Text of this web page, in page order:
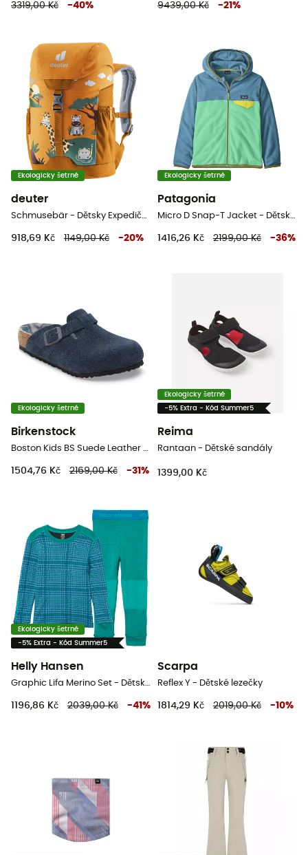
3319,00 Kč
-40%
9439,00 Kč
-21 %
Ekologicky šetrné
deuter
Schmusebär - Dětsky Expediční batoh
918,69 Kč 1149,00 Kč -20%
Ekologicky šetrné
Patagonia
Micro D Snap-T Jacket - Dětská fleesová mikina
1416,26 Kč 2199,00 Kč -36%
Ekologicky šetrné
Birkenstock
Boston Kids BS Suede Leather - Dětské sandály
1504,76 Kč 2169,00 Kč -31 %
Ekologicky šetrné
-5% Extra - Kód Summer5
Reima
Rantaan - Dětské sandály
1399,00 Kč
Ekologicky šetrné
-5% Extra - Kód Summer5
Helly Hansen
Graphic Lifa Merino Set - Dětské funkční triko
1196,86 Kč 2039,00 Kč -41 %
Scarpa
Reflex Y - Dětské lezečky
1814,29 Kč 2019,00 Kč -10%